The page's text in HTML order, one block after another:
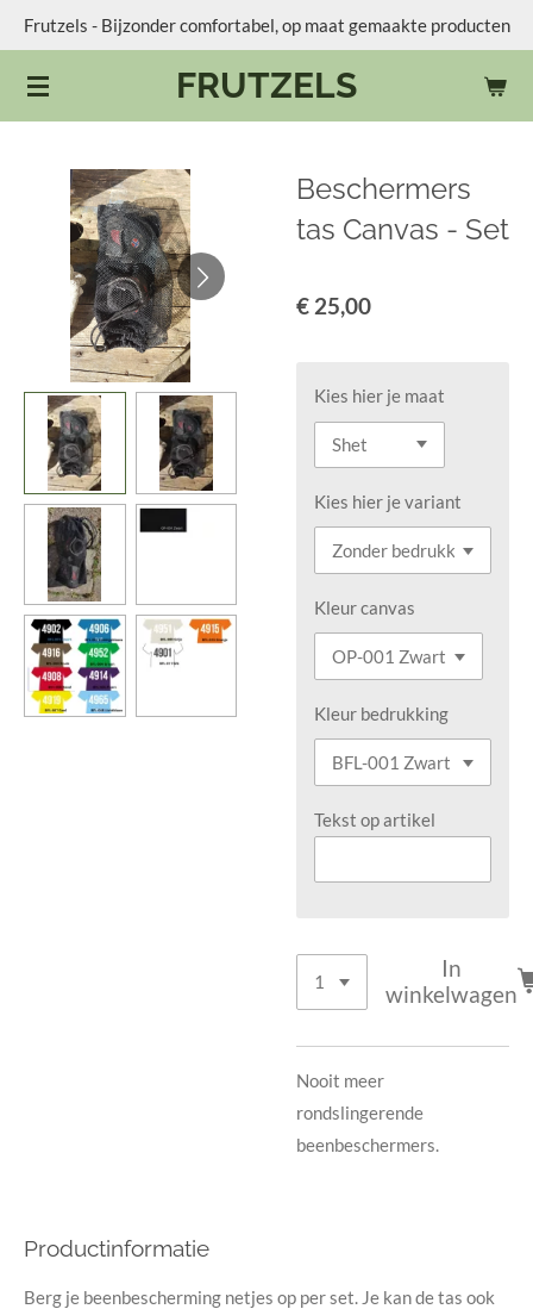
Ga
naar
de
FRUTZELS
Frutzels - Bijzonder comfortabel, op maat gemaakte producten
Beschermers
tas Canvas - Set
€ 25,00
Kies hier je maat
Kies hier je variant
Kleur canvas
Kleur bedrukking
Tekst op artikel
In
winkelwagen
Nooit meer
rondslingerende
beenbeschermers.
Productinformatie
Berg je beenbescherming netjes op per set. Je kan de tas ook